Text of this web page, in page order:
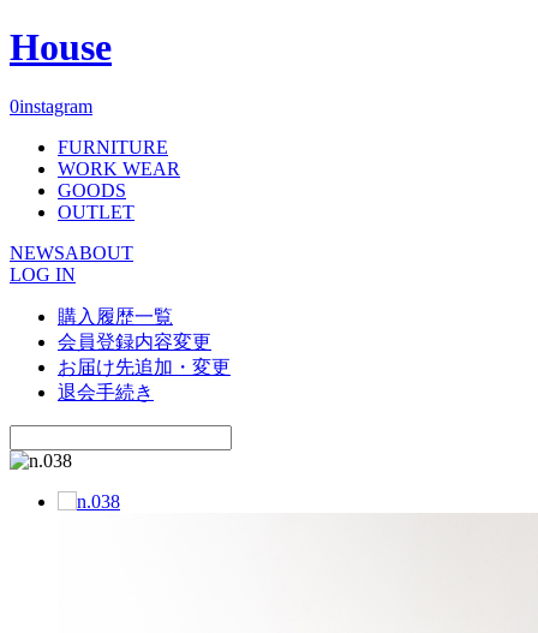
House
0instagram
FURNITURE
WORK WEAR
GOODS
OUTLET
NEWSABOUT
LOG IN
購入履歴一覧
会員登録内容変更
お届け先追加・変更
退会手続き